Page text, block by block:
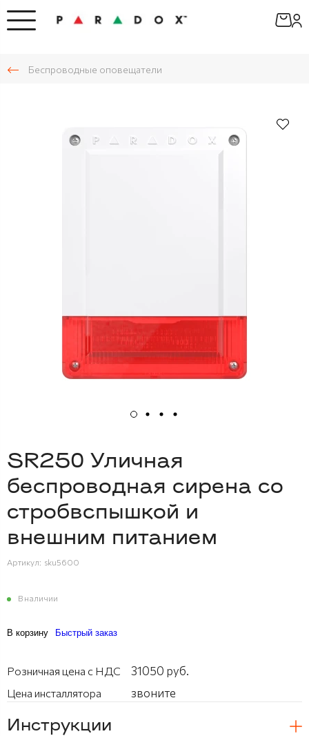
Беспроводные оповещатели
SR250 Уличная
беспроводная сирена со
стробвспышкой и
внешним питанием
Артикул: sku5600
В наличии
В корзину Быстрый заказ
Розничная цена с НДС 31050 руб.
Цена инсталлятора звоните
Инструкции